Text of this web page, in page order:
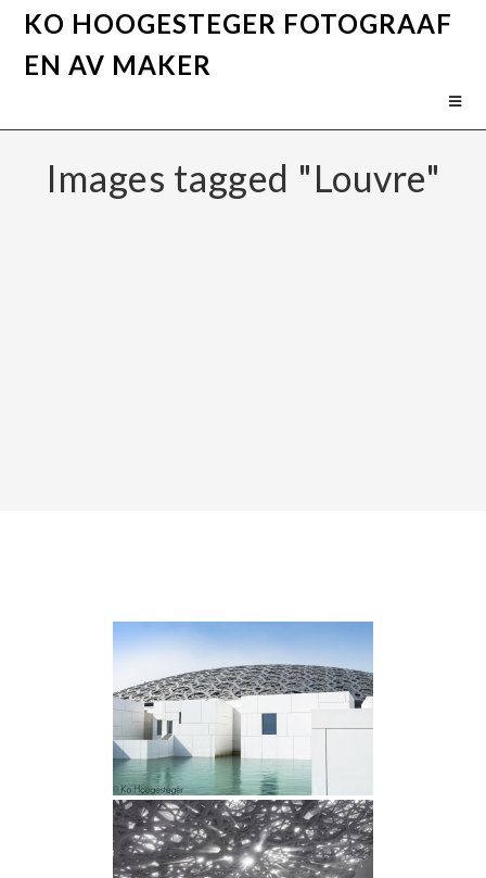
KO HOOGESTEGER FOTOGRAAF
EN AV MAKER
Images tagged "Louvre"